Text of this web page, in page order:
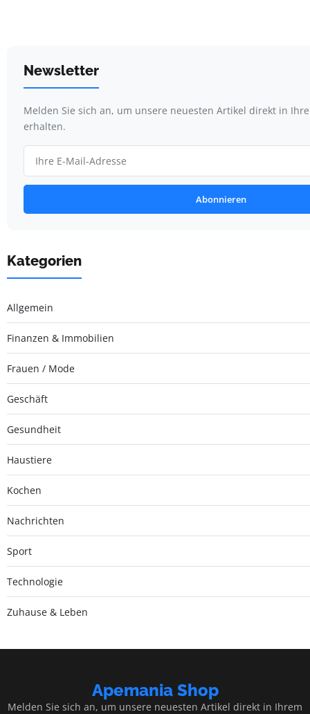
Newsletter
Melden Sie sich an, um unsere neuesten Artikel direkt in
erhalten.
Abonnieren
Kategorien
Allgemein
Finanzen & Immobilien
Frauen / Mode
Geschäft
Gesundheit
Haustiere
Kochen
Nachrichten
Sport
Technologie
Zuhause & Leben
Apemania Shop
Melden Sie sich an, um unsere neuesten Artikel direkt in Ihrem